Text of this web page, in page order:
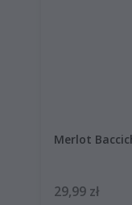
Merlot
29,99 zł